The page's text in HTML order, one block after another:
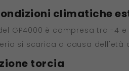
climatiche
GP4000 è compresa tra -4
si scarica a causa dell'età
torcia